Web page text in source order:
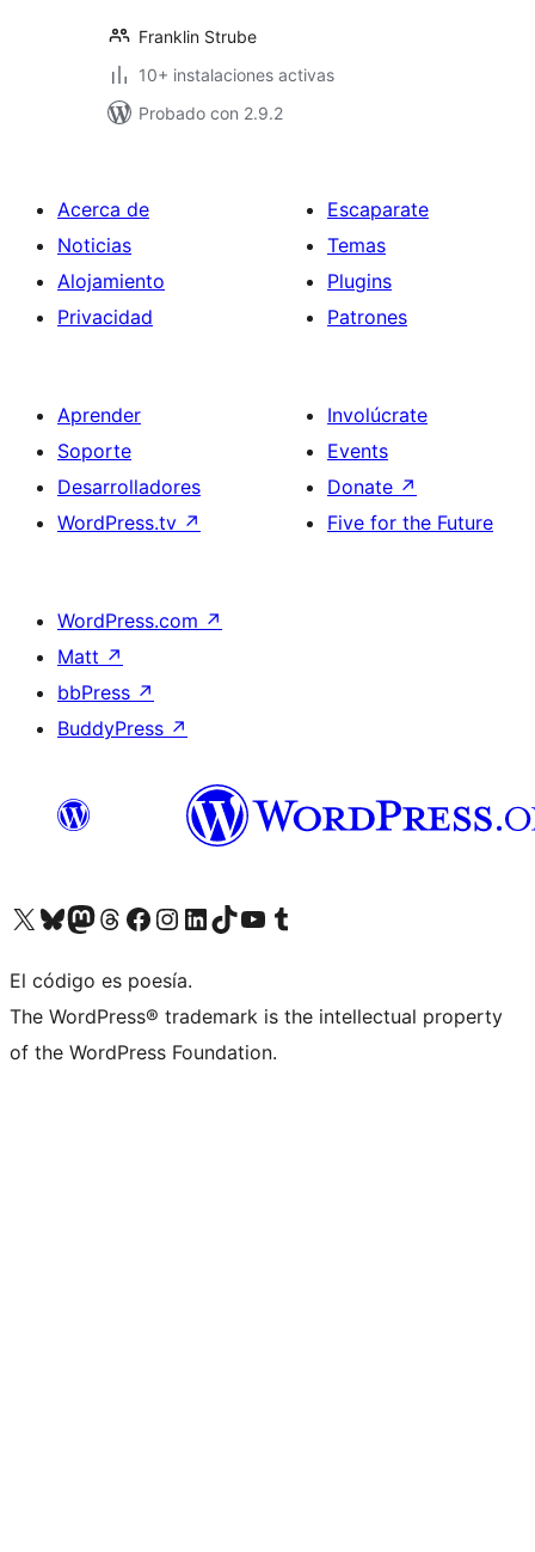
Franklin Strube
10+ instalaciones activas
Probado con 2.9.2
Acerca de
Noticias
Alojamiento
Privacidad
Escaparate
Temas
Plugins
Patrones
Aprender
Soporte
Desarrolladores
WordPress.tv ↗
Involúcrate
Events
Donate ↗
Five for the Future
WordPress.com ↗
Matt ↗
bbPress ↗
BuddyPress ↗
Visit our X (formerly Twitter) account
Visit our Bluesky account
Visit our Mastodon account
Visit our Threads account
Visita nuestra página de Facebook
Visita nuestra cuenta de Instagram
Visita nuestra cuenta de LinkedIn
Visit our TikTok account
Visita nuestro canal de YouTube
Visit our Tumblr account
El código es poesía.
The WordPress® trademark is the intellectual property
of the WordPress Foundation.